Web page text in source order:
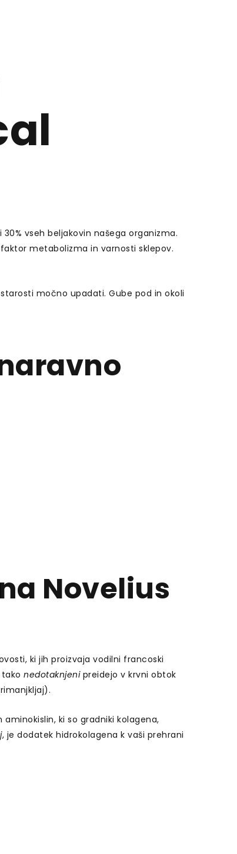
vseh beljakovin našega organizma.
metabolizma in varnosti sklepov.
močno upadati. Gube pod in okoli
Novelius
ki jih proizvaja vodilni francoski
nedotaknjeni preidejo v krvni obtok
ki so gradniki kolagena,
, je dodatek hidrokolagena k vaši prehrani